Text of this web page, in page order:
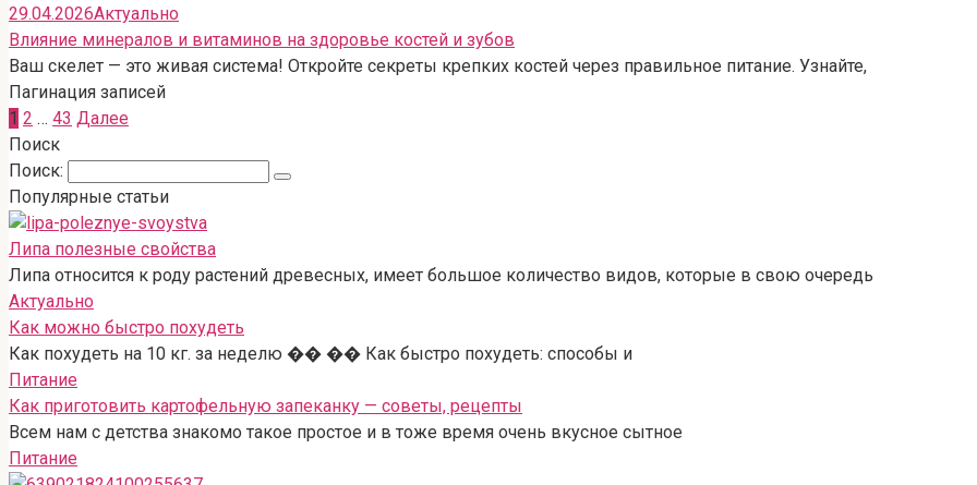
29.04.2026Актуально
Влияние минералов и витаминов на здоровье костей и зубов
Ваш скелет — это живая система! Откройте секреты крепких костей через правильное питание. Узнайте,
Пагинация записей
1 2 … 43 Далее
Поиск
Поиск:
Популярные статьи
Липа полезные свойства
Липа относится к роду растений древесных, имеет большое количество видов, которые в свою очередь
Актуально
Как можно быстро похудеть
Как похудеть на 10 кг. за неделю �� �� Как быстро похудеть: способы и
Питание
Как приготовить картофельную запеканку — советы, рецепты
Всем нам с детства знакомо такое простое и в тоже время очень вкусное сытное
Питание